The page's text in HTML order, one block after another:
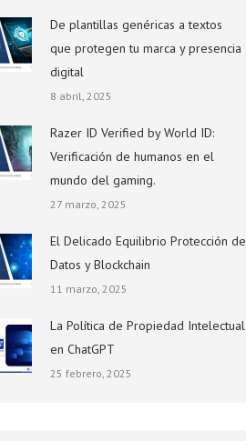
De plantillas genéricas a textos
que protegen tu marca y presencia
digital
8 abril, 2025
Razer ID Verified by World ID:
Verificación de humanos en el
mundo del gaming.
27 marzo, 2025
El Delicado Equilibrio Protección de
Datos y Blockchain
11 marzo, 2025
La Política de Propiedad Intelectual
en ChatGPT
25 febrero, 2025